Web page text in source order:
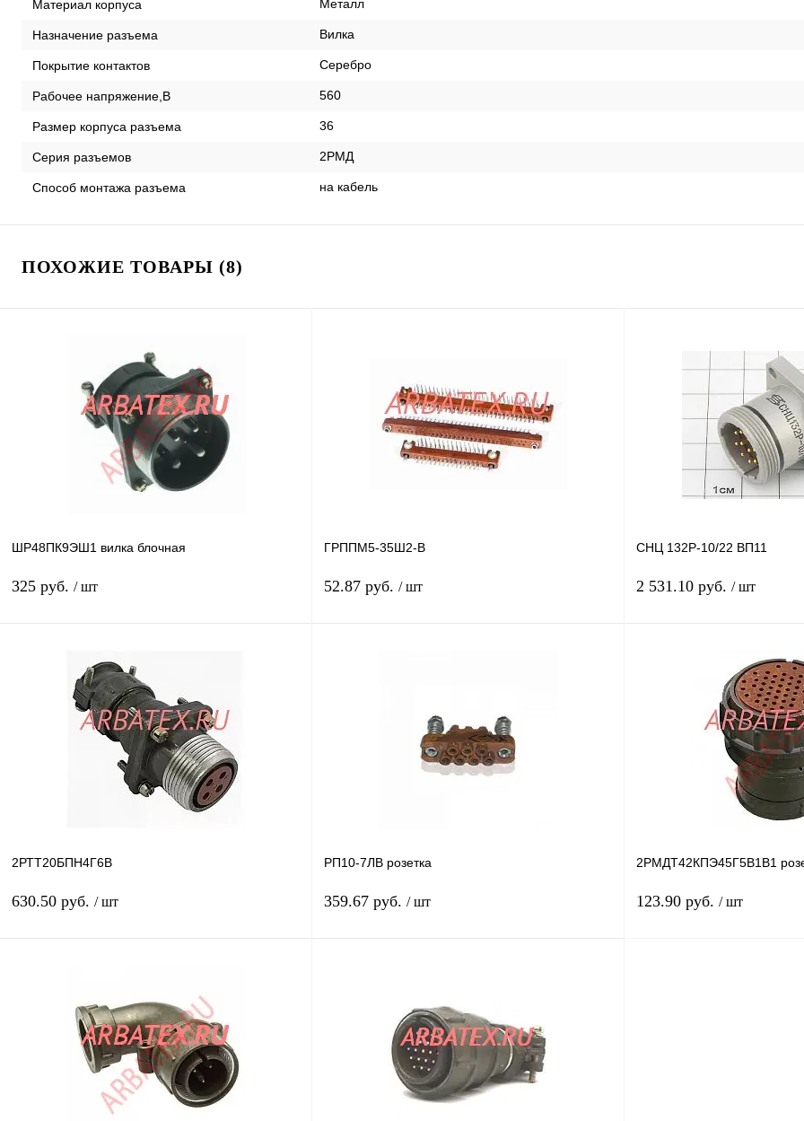
Материал корпуса Металл
Назначение разъема Вилка
Покрытие контактов Серебро
Рабочее напряжение,В 560
Размер корпуса разъема 36
Серия разъемов 2РМД
Способ монтажа разъема на кабель
ПОХОЖИЕ ТОВАРЫ (8)
ШР48ПК9ЭШ1 вилка блочная
325 руб. / шт
Купить в 1 клик Сравнение
наличии
ГРППМ5-35Ш2-В
52.87 руб. / шт
наличии
СНЦ 132Р-10/22 ВП11
2 531.10 руб. / шт
Купить в 1 клик
2РТТ20БПН4Г6В
630.50 руб. / шт
Купить в 1 клик Сравнение
В избранное
наличии
РП10-7ЛВ розетка
359.67 руб. / шт
Купить в 1 клик Сравнение
В избранное
наличии
2РМДТ42КПЭ45Г5В1В1
123.90 руб. / шт